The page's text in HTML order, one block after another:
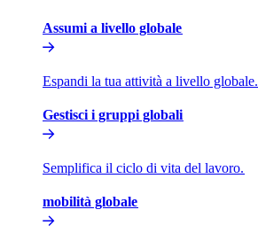
Assumi a livello globale​​
Espandi la tua attività a livello globale.​​
Gestisci i gruppi globali​​
Semplifica il ciclo di vita del lavoro.​​
mobilità globale​​